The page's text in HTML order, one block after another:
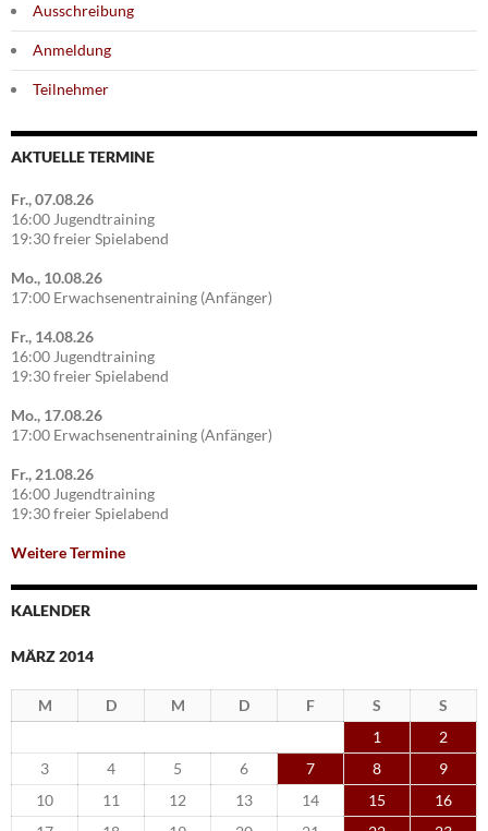
Ausschreibung
Anmeldung
Teilnehmer
AKTUELLE TERMINE
Fr., 07.08.26
16:00 Jugendtraining
19:30 freier Spielabend
Mo., 10.08.26
17:00 Erwachsenentraining (Anfänger)
Fr., 14.08.26
16:00 Jugendtraining
19:30 freier Spielabend
Mo., 17.08.26
17:00 Erwachsenentraining (Anfänger)
Fr., 21.08.26
16:00 Jugendtraining
19:30 freier Spielabend
Weitere Termine
KALENDER
MÄRZ 2014
M D M D F S
S
1
2
3
4 5 6 7 8
9
10
11 12 13 14 15
16